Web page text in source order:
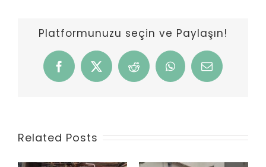
Platformunuzu seçin ve Paylaşın!
Facebook
X Reddit WhatsAppEmail
Related Posts